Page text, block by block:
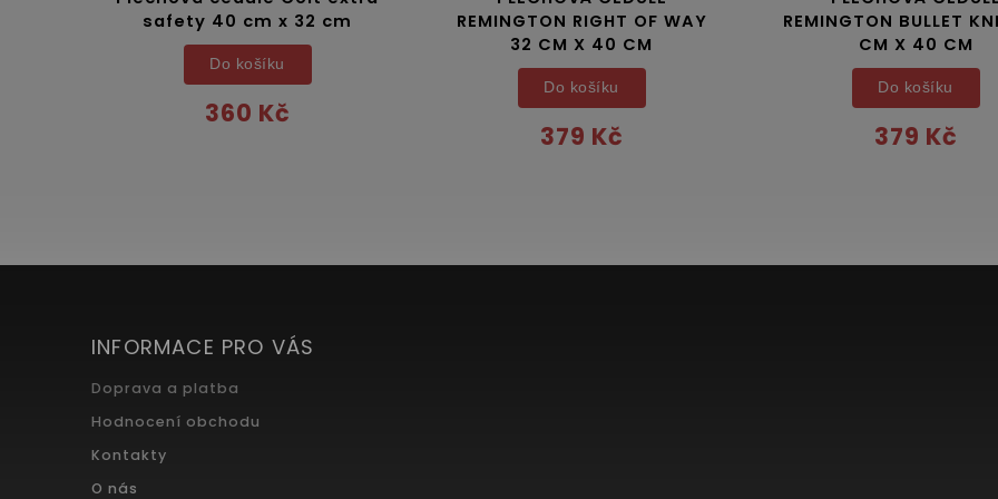
safety 40 cm x 32 cm
360 Kč
Do košíku
REMINGTON RIGHT OF WAY
32 CM X 40 CM
379 Kč
Do košíku
REMINGTON BULLET
CM X 40 CM
379 Kč
Do košíku
INFORMACE PRO VÁS
Doprava a platba
Hodnocení obchodu
Kontakty
O nás